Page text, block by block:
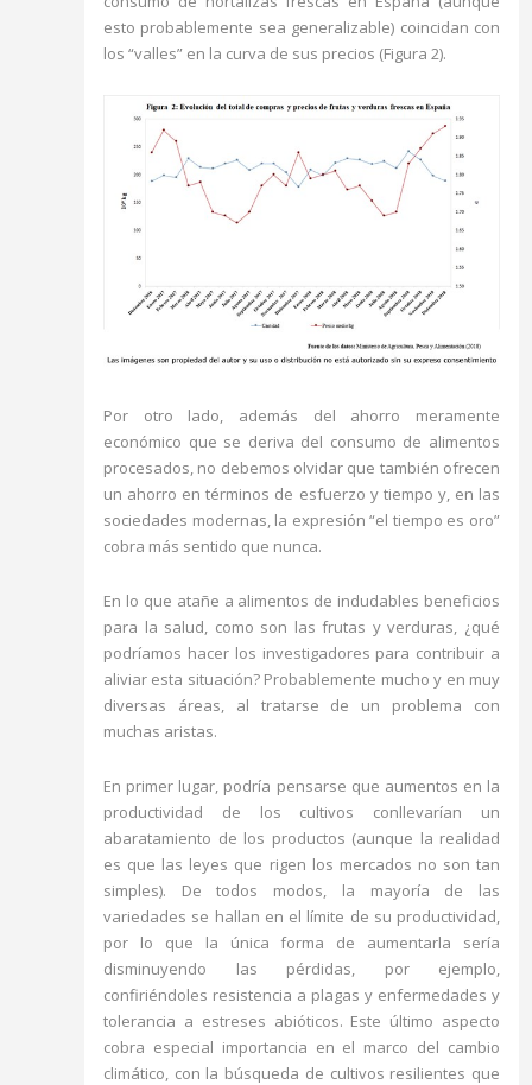
esto probablemente sea generalizable) coincidan con
los “valles” en la curva de sus precios (Figura 2).
Por otro lado, además del ahorro meramente
económico que se deriva del consumo de alimentos
procesados, no debemos olvidar que también ofrecen
un ahorro en términos de esfuerzo y tiempo y, en las
sociedades modernas, la expresión “el tiempo es oro”
cobra más sentido que nunca.
En lo que atañe a alimentos de indudables beneficios
para la salud, como son las frutas y verduras, ¿qué
podríamos hacer los investigadores para contribuir a
aliviar esta situación? Probablemente mucho y en muy
diversas áreas, al tratarse de un problema con
muchas aristas.
En primer lugar, podría pensarse que aumentos en la
productividad de los cultivos conllevarían un
abaratamiento de los productos (aunque la realidad
es que las leyes que rigen los mercados no son tan
simples). De todos modos, la mayoría de las
variedades se hallan en el límite de su productividad,
por lo que la única forma de aumentarla sería
disminuyendo las pérdidas, por ejemplo,
confiriéndoles resistencia a plagas y enfermedades y
tolerancia a estreses abióticos. Este último aspecto
cobra especial importancia en el marco del cambio
climático, con la búsqueda de cultivos resilientes que